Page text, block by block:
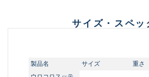
サイズ・スペッ
製品名 サイズ
重さ